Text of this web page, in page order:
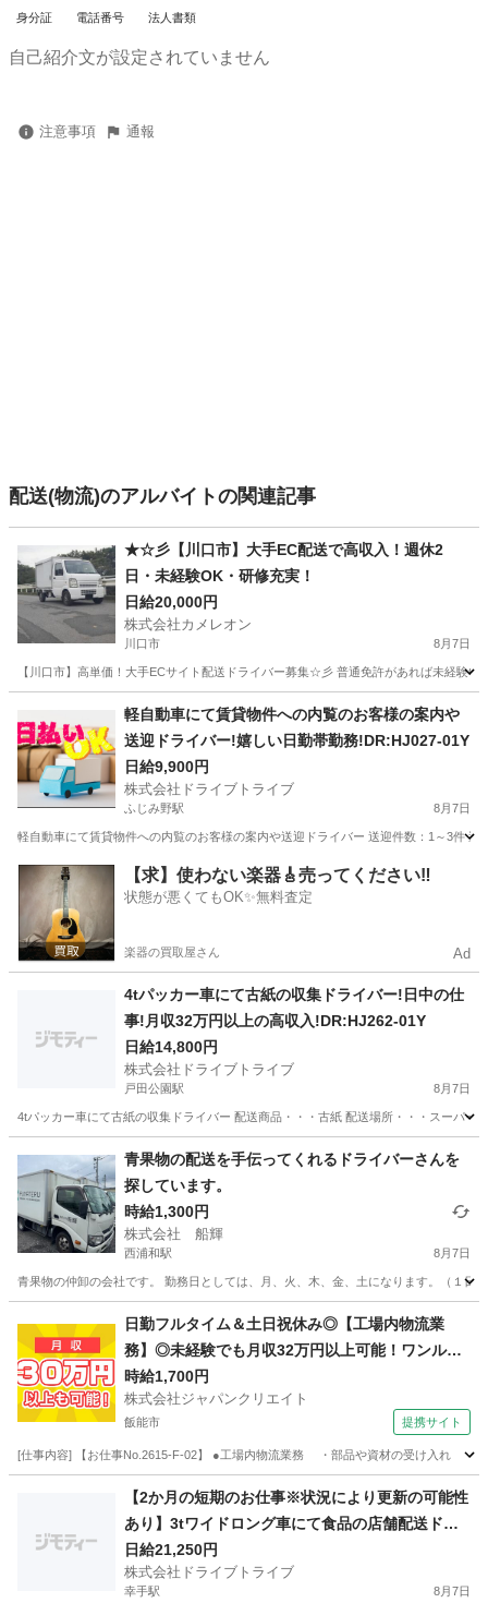
身分証 電話番号 法人書類
自己紹介文が設定されていません
注意事項 通報
配送(物流)のアルバイトの関連記事
★☆彡【川口市】大手EC配送で高収入！週休2
日・未経験OK・研修充実！
日給20,000円
株式会社カメレオン
川口市 8月7日
【川口市】高単価！大手ECサイト配送ドライバー募集☆彡 普通免許があれば未経験
ドライバー 積み込み
軽自動車にて賃貸物件への内覧のお客様の案内や
送迎ドライバー!嬉しい日勤帯勤務!DR:HJ027-01Y
日給9,900円
株式会社ドライブトライブ
ふじみ野駅 8月7日
軽自動車にて賃貸物件への内覧のお客様の案内や送迎ドライバー 送迎件数：1～3件
埼玉 富士見市 ふじみ野駅 ドライバー 給料日
【求】使わない楽器🎸売ってください‼️
状態が悪くてもOK✨無料査定
楽器の買取屋さん Ad
4tパッカー車にて古紙の収集ドライバー!日中の仕
事!月収32万円以上の高収入!DR:HJ262-01Y
日給14,800円
株式会社ドライブトライブ
戸田公園駅 8月7日
4tパッカー車にて古紙の収集ドライバー 配送商品・・・古紙 配送場所・・・スーパ
戸田公園駅 ドライバー 番号
青果物の配送を手伝ってくれるドライバーさんを
探しています。
時給1,300円
株式会社 船輝
西浦和駅 8月7日
青果物の仲卸の会社です。 勤務日としては、月、火、木、金、土になります。（１
さいたま市 西浦和駅 ドライバー 社会福祉法人
日勤フルタイム＆土日祝休み◎【工場内物流業
務】◎未経験でも月収32万円以上可能！ワンルー
ム寮完備！
時給1,700円
株式会社ジャパンクリエイト
飯能市 提携サイト
[仕事内容] 【お仕事No.2615-F-02】 ●工場内物流業務 ・部品や資材の受け入れ
その他
【2か月の短期のお仕事※状況により更新の可能性
あり】3tワイドロング車にて食品の店舗配送ドラ
イバー!週休2日!!経験活かせます!DR:HJ278-01Y
日給21,250円
株式会社ドライブトライブ
幸手駅 8月7日